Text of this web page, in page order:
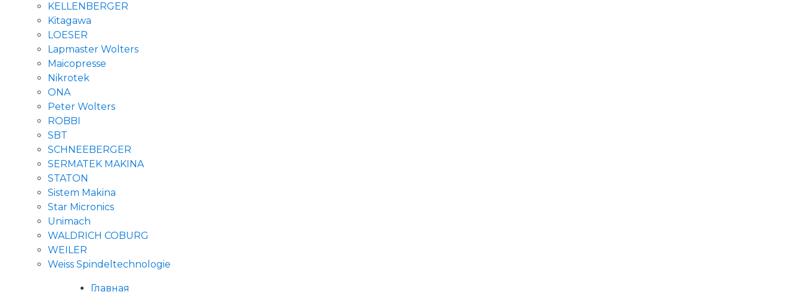
KELLENBERGER
Kitagawa
LOESER
Lapmaster Wolters
Maicopresse
Nikrotek
ONA
Peter Wolters
ROBBI
SBT
SCHNEEBERGER
SERMATEK MAKINA
STATON
Sistem Makina
Star Micronics
Unimach
WALDRICH COBURG
WEILER
Weiss Spindeltechnologie
Главная